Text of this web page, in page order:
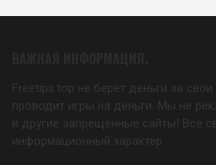
Freetips.top не берет деньги за свои
проводит игры на деньги. Мы не
и другие запрещенные сайты! Все
информационный характер.